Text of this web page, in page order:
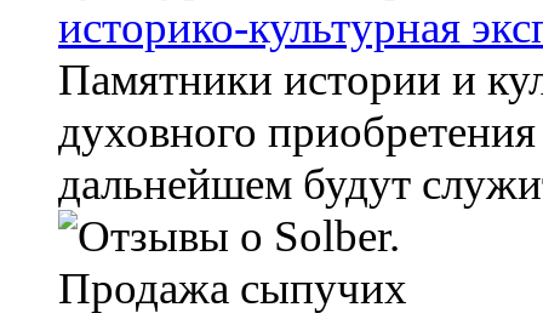
историко-культурная
Памятники истории и
духовного
дальнейшем будут